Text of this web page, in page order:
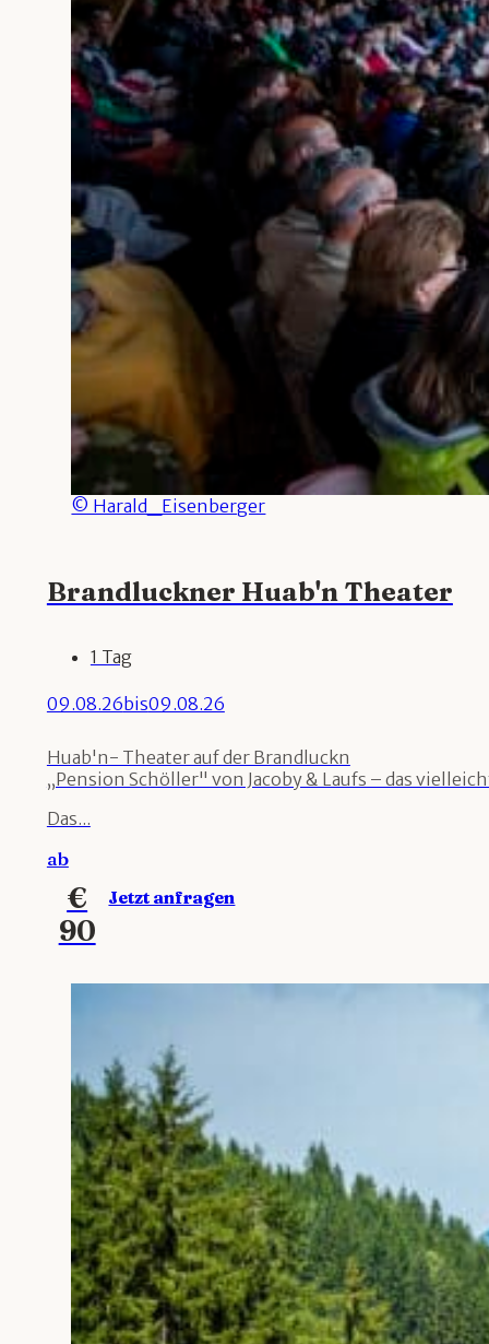
© Harald_Eisenberger
Brandluckner Huab'n Theater
1 Tag
09.08.26bis09.08.26
Huab'n- Theater auf der Brandluckn
„Pension Schöller" von Jacoby & Laufs – das
Das...
ab
€
90
Jetzt anfragen